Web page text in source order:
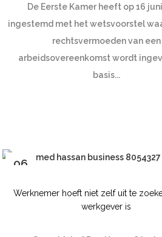
De Eerste Kamer heeft op 16
ingestemd met het wetsvoorstel
rechtsvermoeden van een
arbeidsovereenkomst wordt
basis...
06
Werknemer hoeft niet zelf uit te
werkgever is